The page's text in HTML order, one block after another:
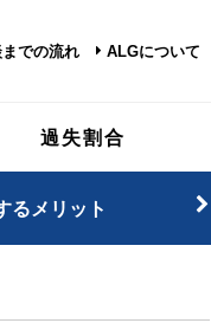
での流れ ALGについて
過失割合
るメリット